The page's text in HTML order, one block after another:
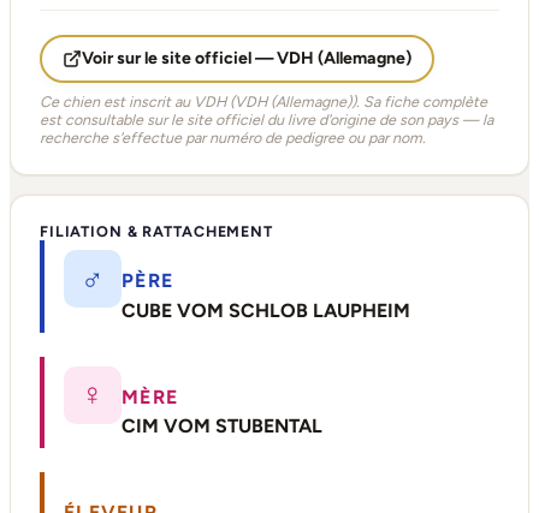
Voir sur le site officiel — VDH (Allemagne)
Ce chien est inscrit au VDH (VDH (Allemagne)). Sa fiche complète
est consultable sur le site officiel du livre d'origine de son pays — la
recherche s'effectue par numéro de pedigree ou par nom.
FILIATION & RATTACHEMENT
♂
PÈRE
CUBE VOM SCHLOB LAUPHEIM
♀
MÈRE
CIM VOM STUBENTAL